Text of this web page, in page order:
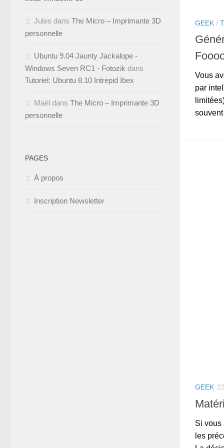
GEEK /
Vous
par
GEEK
Si vous
les
Jules dans The Micro – Imprimante 3D
personnelle
Ubuntu 9.04 Jaunty Jackalope -
Windows Seven RC1 - Fotozik dans
Tutoriel: Ubuntu 8.10 Intrepid Ibex
Maël dans The Micro – Imprimante 3D
personnelle
PAGES
À propos
Inscription Newsletter